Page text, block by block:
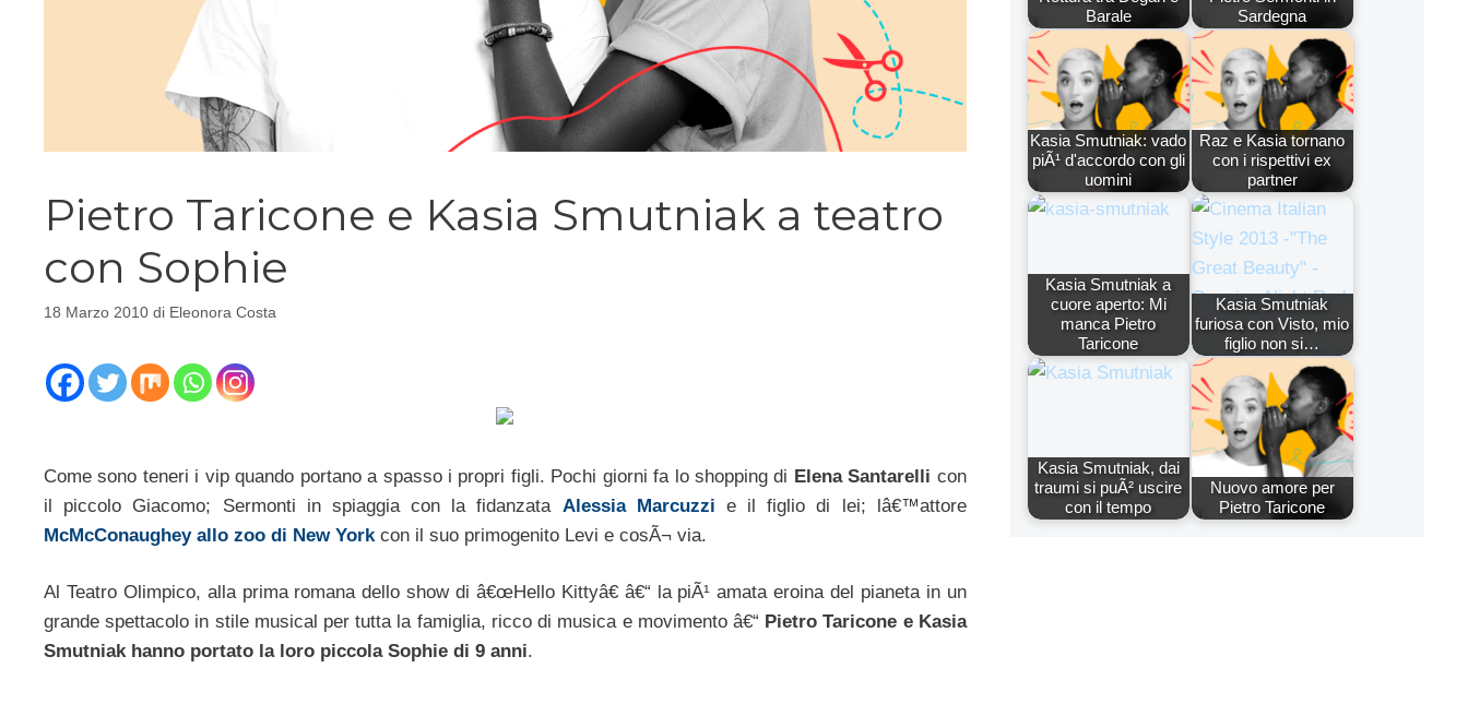
Pietro Taricone e Kasia Smutniak a teatro
con Sophie
18 Marzo 2010 di Eleonora Costa
Come sono teneri i vip quando portano a spasso i propri figli. Pochi giorni fa lo shopping di Elena Santarelli con
il piccolo Giacomo; Sermonti in spiaggia con la fidanzata Alessia Marcuzzi e il figlio di lei; lâ€™attore
McMcConaughey allo zoo di New Yorkcon il suo primogenito Levi e cosÃ¬ via.
Al Teatro Olimpico, alla prima romana dello show di â€œHello Kittyâ€ â€“ la piÃ¹ amata eroina del pianeta in un
grande spettacolo in stile musical per tutta la famiglia, ricco di musica e movimento â€“ Pietro Taricone e Kasia
Smutniak hanno portato la loro piccola Sophie di 9 anni.
Barale
Sardegna
Kasia Smutniak: vado
piÃ¹ d'accordo con gli
uomini
Raz e Kasia tornano
con i rispettivi ex
partner
Kasia Smutniak a
cuore aperto: Mi
manca Pietro
Taricone
Kasia Smutniak
furiosa con Visto, mio
figlio non si…
Kasia Smutniak, dai
traumi si puÃ² uscire
con il tempo
Nuovo amore per
Pietro Taricone